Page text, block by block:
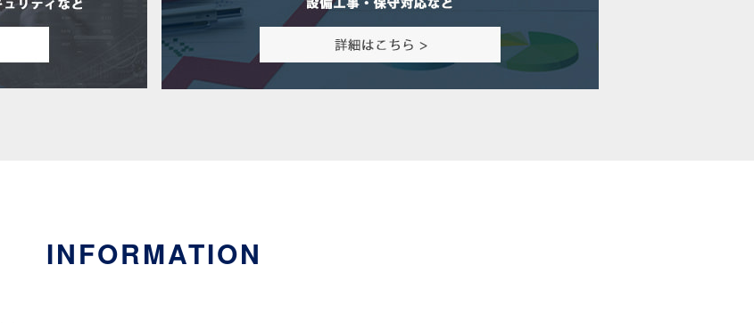
INFORMATION